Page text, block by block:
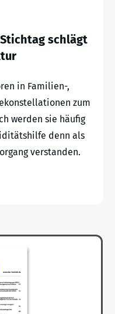
schlägt
in Familien-,
zum
werden sie häufig
denn als
verstanden.